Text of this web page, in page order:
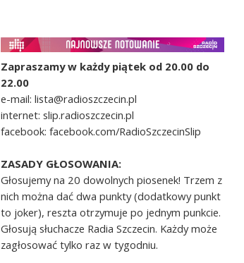
Zapraszamy w każdy piątek od 20.00 do
22.00
e-mail: lista@radioszczecin.pl
internet: slip.radioszczecin.pl
facebook: facebook.com/RadioSzczecinSlip
ZASADY GŁOSOWANIA:
Głosujemy na 20 dowolnych piosenek! Trzem z
nich można dać dwa punkty (dodatkowy punkt
to joker), reszta otrzymuje po jednym punkcie.
Głosują słuchacze Radia Szczecin. Każdy może
zagłosować tylko raz w tygodniu.